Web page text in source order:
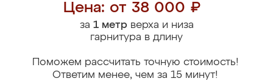
Цена: от 38 000 ₽
за 1 метрверха и низа
гарнитура в длину
Поможем рассчитать точную стоимость!
Ответим менее, чем за 15 минут!